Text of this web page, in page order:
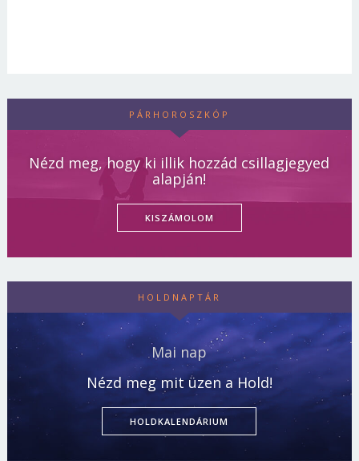
PÁRHOROSZKÓP
Nézd meg, hogy ki illik hozzád csillagjegyed
alapján!
KISZÁMOLOM
HOLDNAPTÁR
Mai nap
Nézd meg mit üzen a Hold!
HOLDKALENDÁRIUM